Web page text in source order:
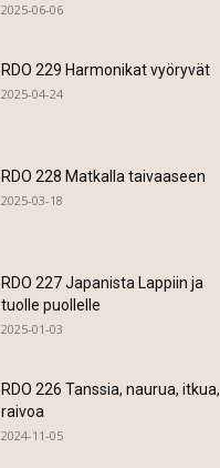
2025-06-06
RDO 229 Harmonikat vyöryvät
2025-04-24
RDO 228 Matkalla taivaaseen
2025-03-18
RDO 227 Japanista Lappiin ja
tuolle puollelle
2025-01-03
RDO 226 Tanssia, naurua, itkua,
raivoa
2024-11-05